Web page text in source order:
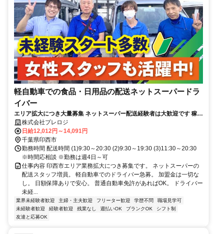
軽自動車での食品・日用品の配送ネットスーパードラ
イバー
エリア拡大につき大量募集 ネットスーパー配送経験者は大歓迎です 稼ぎ
たい方、高収入も可能です
株式会社プレロジ
日給12,012円～14,091円
千葉県印西市
勤務時間 配送時間 (1)9:30～20:30 (2)9:30～19:30 (3)11:30～20:30
※時間応相談 ※勤務は週4日～可
仕事内容 印西市エリア業務拡大につき募集です。 ネットスーパーの
配送スタッフ増員。 軽自動車でのドライバー急募。 加盟金は一切な
し。 日額保障ありで安心。 普通自動車免許があればOK。 ドライバー
未経...
業界未経験者歓迎 主婦・主夫歓迎 フリーター歓迎 学歴不問
職場見学可
未経験者歓迎
経験者歓迎 残業なし 週払いOK ブランクOK
シフト制
友達と応募OK